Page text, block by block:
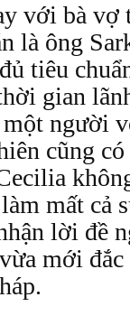
với bà
là ông
tiêu
gian
người
cũng
mất cả
lời đề
mới